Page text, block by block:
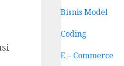
Bisnis Model
Coding
E – Commerce